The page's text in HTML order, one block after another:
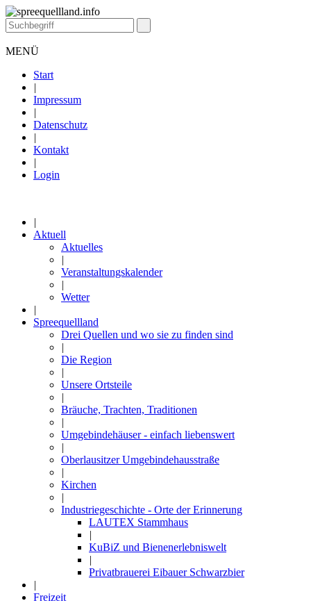
MENÜ
Start
|
Impressum
|
Datenschutz
|
Kontakt
|
Login
|
Aktuell
Aktuelles
|
Veranstaltungskalender
|
Wetter
|
Spreequellland
Drei Quellen und wo sie zu finden sind
|
Die Region
|
Unsere Ortsteile
|
Bräuche, Trachten, Traditionen
|
Umgebindehäuser - einfach liebenswert
|
Oberlausitzer Umgebindehausstraße
|
Kirchen
|
Industriegeschichte - Orte der Erinnerung
LAUTEX Stammhaus
|
KuBiZ und Bienenerlebniswelt
|
Privatbrauerei Eibauer Schwarzbier
|
Freizeit